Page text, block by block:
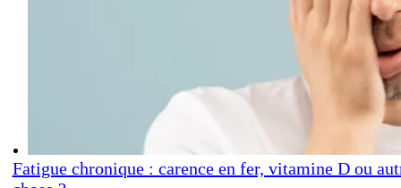
Fatigue chronique : carence en fer, vitamine D ou